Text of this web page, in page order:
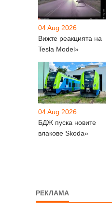
04 Aug 2026
Вижте реакцията на
Tesla Model»
04 Aug 2026
БДЖ пуска новите
влакове Skoda»
РЕКЛАМА